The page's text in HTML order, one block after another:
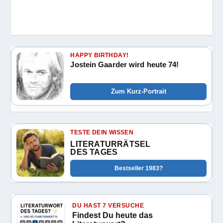
HAPPY BIRTHDAY!
Jostein Gaarder wird heute 74!
Zum Kurz-Portrait
TESTE DEIN WISSEN
LITERATURRÄTSEL
DES TAGES
Bestseller 1983?
DU HAST 7 VERSUCHE
Findest Du heute das